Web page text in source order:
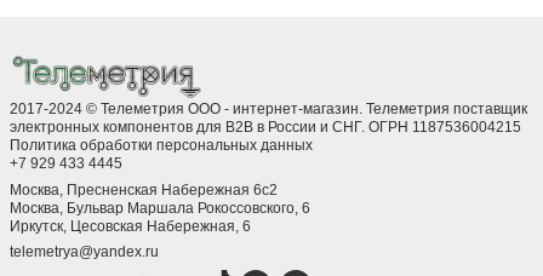
2017-2024 © Телеметрия ООО - интернет-магазин. Телеметрия поставщик
электронных компонентов для B2B в России и СНГ. ОГРН 1187536004215
Политика обработки персональных данных
+7 929 433 4445
Москва, Пресненская Набережная 6с2
Москва, ​Бульвар Маршала Рокоссовского, 6
Иркутск, ​Цесовская Набережная, 6
telemetrya@yandex.ru